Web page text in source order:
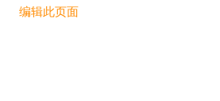
编辑此页面